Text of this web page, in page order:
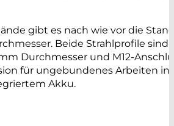
gibt es nach wie vor die
Beide Strahlprofile sind
Durchmesser und M12-
für ungebundenes Arbeiten in
Akku.